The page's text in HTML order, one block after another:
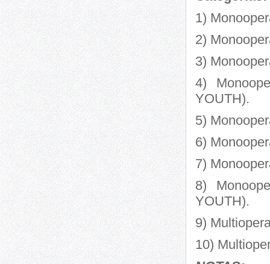
1)
2)
3)
4)
YOUTH).
5)
6)
7)
8)
YOUTH).
9)
10)